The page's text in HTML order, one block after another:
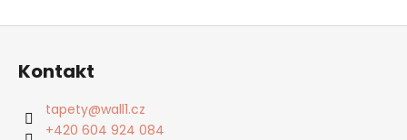
Z
Kontakt
tapety@wall1.cz
+420 604 924 084